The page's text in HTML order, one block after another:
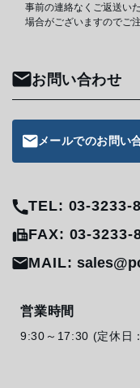
事前の連絡なくご返送い
場合がございますのでご
お問い合わせ
メールでのお問い
TEL: 03-3233-
FAX: 03-3233-
MAIL:
営業時間
9:30～17:30 (定休日